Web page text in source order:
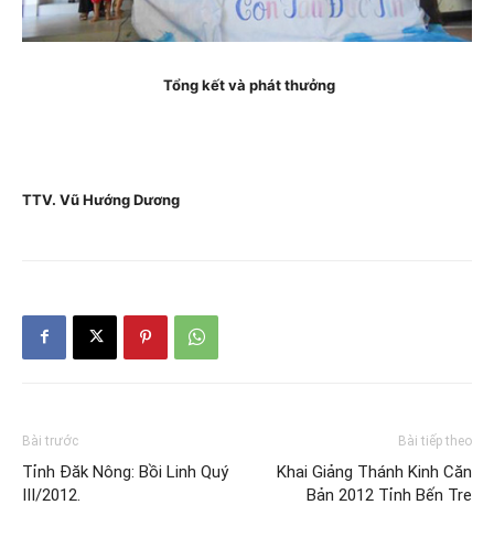
Tổng kết và phát thưởng
TTV. Vũ Hướng Dương
Bài trước
Tỉnh Đăk Nông: Bồi Linh Quý
III/2012.
Bài tiếp theo
Khai Giảng Thánh Kinh Căn
Bản 2012 Tỉnh Bến Tre